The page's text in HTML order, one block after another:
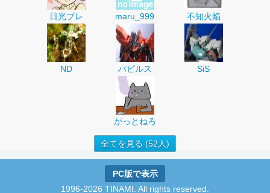
日光ブレ maru_999 不知火焔
ND パピルス SiS
がっとねろ
全てを見る (52人)
PC版で表示
1996-2026 TINAMI. All rights reserved.